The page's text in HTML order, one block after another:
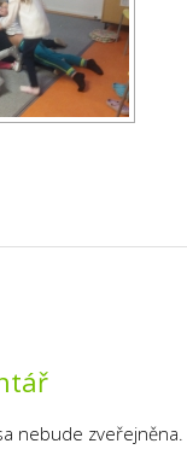
nebude zveřejněna.